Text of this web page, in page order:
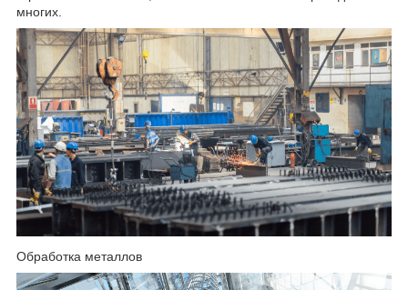
многих.
Обработка металлов